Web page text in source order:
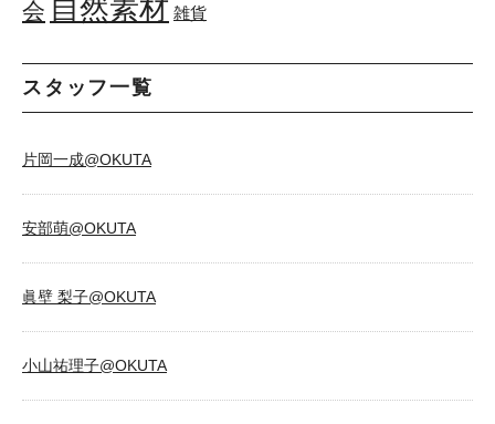
会 自然素材 雑貨
スタッフ一覧
片岡一成@OKUTA
安部萌@OKUTA
眞壁 梨子@OKUTA
小山祐理子@OKUTA